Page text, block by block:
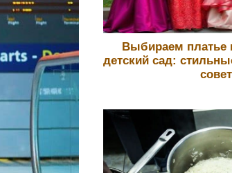
Выбираем платье
детский сад: